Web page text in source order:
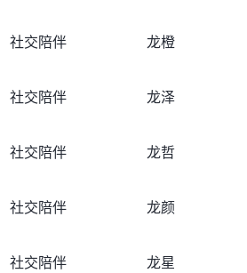
社交陪伴 龙橙
社交陪伴 龙泽
社交陪伴 龙哲
社交陪伴 龙颜
社交陪伴 龙星